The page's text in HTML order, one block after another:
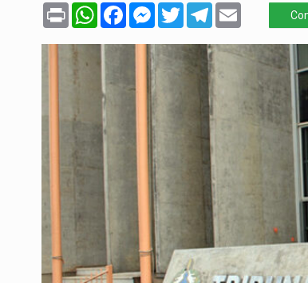
Print WhatsAppFacebookMessenger
TwitterTelegram